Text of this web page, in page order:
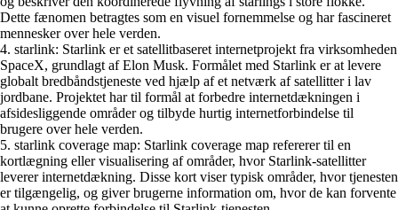
Dette fænomen betragtes som en visuel fornemmelse og har fascineret
mennesker over hele verden.
4. starlink: Starlink er et satellitbaseret internetprojekt fra virksomheden
SpaceX, grundlagt af Elon Musk. Formålet med Starlink er at levere
globalt bredbåndstjeneste ved hjælp af et netværk af satellitter i lav
jordbane. Projektet har til formål at forbedre internetdækningen i
afsidesliggende områder og tilbyde hurtig internetforbindelse til
brugere over hele verden.
5. starlink coverage map: Starlink coverage map refererer til en
kortlægning eller visualisering af områder, hvor Starlink-satellitter
leverer internetdækning. Disse kort viser typisk områder, hvor tjenesten
er tilgængelig, og giver brugerne information om, hvor de kan forvente